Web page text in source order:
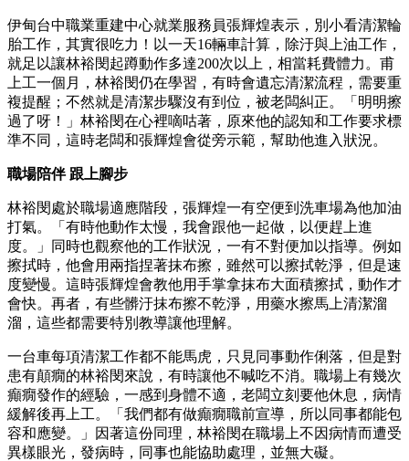
伊甸台中職業重建中心就業服務員張輝煌表示，別小看清潔輪
胎工作，其實很吃力！以一天16輛車計算，除汙與上油工作，
就足以讓林裕閔起蹲動作多達200次以上，相當耗費體力。甫
上工一個月，林裕閔仍在學習，有時會遺忘清潔流程，需要重
複提醒；不然就是清潔步驟沒有到位，被老闆糾正。「明明擦
過了呀！」林裕閔在心裡嘀咕著，原來他的認知和工作要求標
準不同，這時老闆和張輝煌會從旁示範，幫助他進入狀況。
職場陪伴 跟上腳步
林裕閔處於職場適應階段，張輝煌一有空便到洗車場為他加油
打氣。「有時他動作太慢，我會跟他一起做，以便趕上進
度。」同時也觀察他的工作狀況，一有不對便加以指導。例如
擦拭時，他會用兩指捏著抹布擦，雖然可以擦拭乾淨，但是速
度變慢。這時張輝煌會教他用手掌拿抹布大面積擦拭，動作才
會快。再者，有些髒汙抹布擦不乾淨，用藥水擦馬上清潔溜
溜，這些都需要特別教導讓他理解。
一台車每項清潔工作都不能馬虎，只見同事動作俐落，但是對
患有顛癇的林裕閔來說，有時讓他不喊吃不消。職場上有幾次
癲癇發作的經驗，一感到身體不適，老闆立刻要他休息，病情
緩解後再上工。「我們都有做癲癇職前宣導，所以同事都能包
容和應變。」因著這份同理，林裕閔在職場上不因病情而遭受
異樣眼光，發病時，同事也能協助處理，並無大礙。